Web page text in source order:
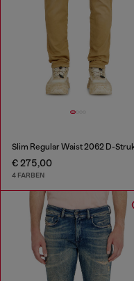
€ 275,00
4 FARBEN